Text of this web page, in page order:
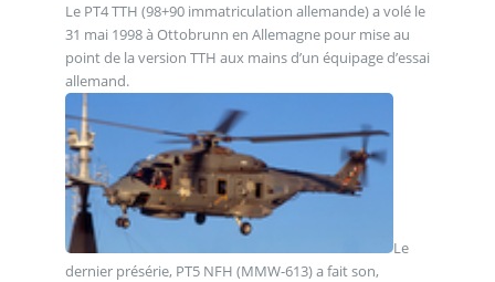
Le PT4 TTH (98+90 immatriculation allemande) a volé le
31 mai 1998 à Ottobrunn en Allemagne pour mise au
point de la version TTH aux mains d’un équipage d’essai
allemand.
Le
dernier présérie, PT5 NFH (MMW-613) a fait son,